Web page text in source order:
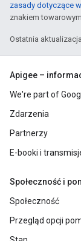
zasady dotyczące
znakiem
Ostatnia
Apigee –
We're part of
Zdarzenia
Partnerzy
E-booki i
Społeczność i
Społeczność
Przegląd opcji